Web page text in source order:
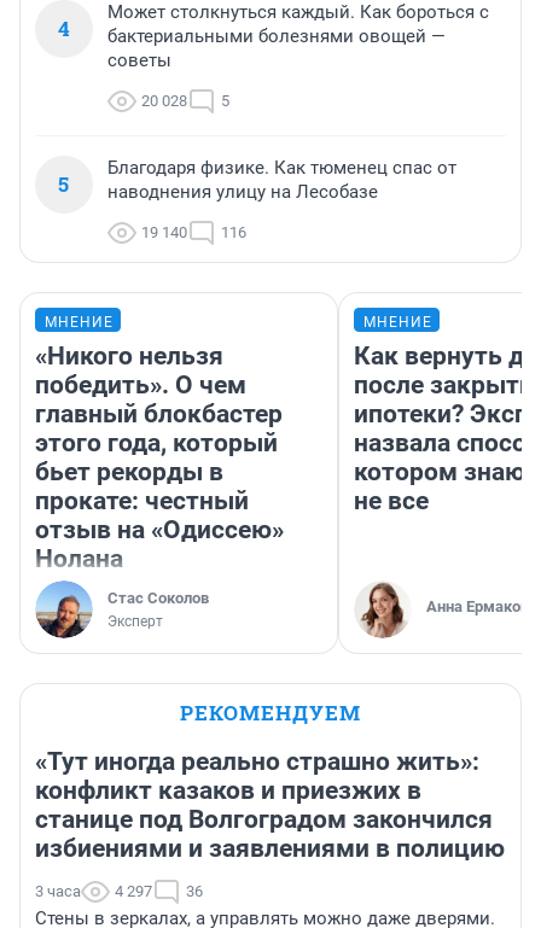
4
Может столкнуться каждый. Как бороться с
бактериальными болезнями овощей —
советы
20 028 5
5
Благодаря физике. Как тюменец спас от
наводнения улицу на Лесобазе
19 140 116
МНЕНИЕ
«Никого нельзя
победить». О чем
главный блокбастер
этого года, который
бьет рекорды в
прокате: честный
отзыв на «Одиссею»
Нолана
Стас Соколов
Эксперт
МНЕНИЕ
Как вернуть
после
ипотеки?
назвала
котором
не все
Анна Ермакова
РЕКОМЕНДУЕМ
«Тут иногда реально страшно жить»:
конфликт казаков и приезжих в
станице под Волгоградом закончился
избиениями и заявлениями в полицию
3 часа 4 297 36
Стены в зеркалах, а управлять можно даже дверями.